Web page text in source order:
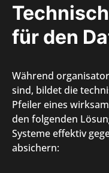
für den
Während
sind, bildet die
Pfeiler eines
den folgenden
Systeme effektiv
absichern: